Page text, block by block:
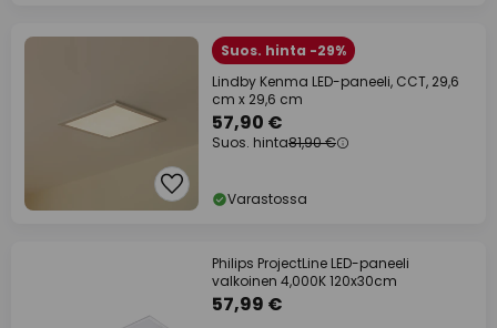
Suos. hinta -29%
Lindby Kenma LED-paneeli, CCT, 29,6
cm x 29,6 cm
57,90 €
Suos. hinta81,90 €
Varastossa
Philips ProjectLine LED-paneeli
valkoinen 4,000K 120x30cm
57,99 €